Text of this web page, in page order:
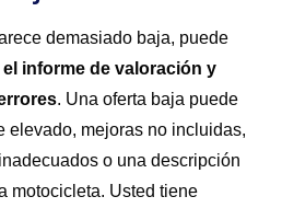
demasiado baja, puede
informe de valoración y
. Una oferta baja puede
elevado, mejoras no incluidas,
o una descripción
motocicleta. Usted tiene